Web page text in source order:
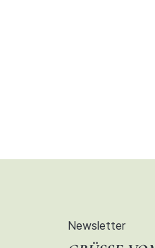
Newsletter